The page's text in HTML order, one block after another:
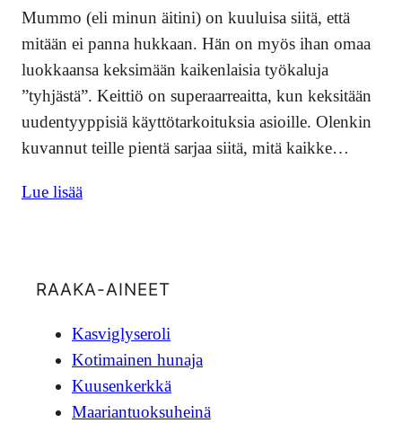
Mummo (eli minun äitini) on kuuluisa siitä, että
mitään ei panna hukkaan. Hän on myös ihan omaa
luokkaansa keksimään kaikenlaisia työkaluja
”tyhjästä”. Keittiö on superaarreaitta, kun keksitään
uudentyyppisiä käyttötarkoituksia asioille. Olenkin
kuvannut teille pientä sarjaa siitä, mitä kaikke…
Lue lisää
RAAKA-AINEET
Kasviglyseroli
Kotimainen hunaja
Kuusenkerkkä
Maariantuoksuheinä